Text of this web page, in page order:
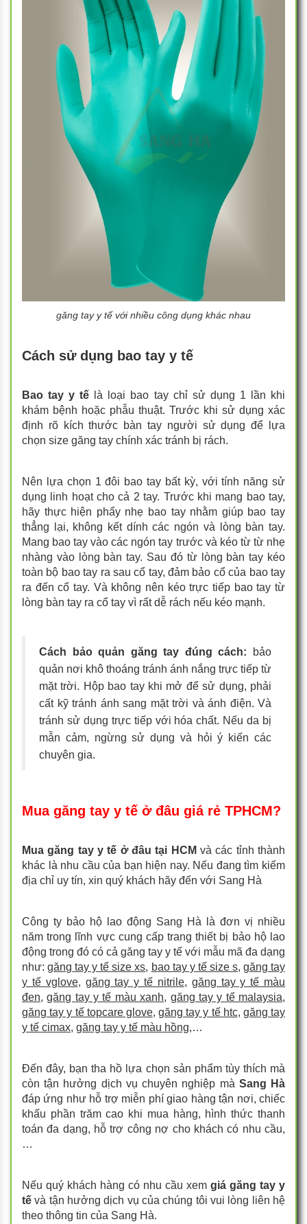
găng tay y tế với nhiều công dụng khác nhau
Cách sử dụng bao tay y tế
Bao tay y tế là loại bao tay chỉ sử dụng 1 lần khi
khám bệnh hoặc phẫu thuật. Trước khi sử dụng xác
định rõ kích thước bàn tay người sử dụng để lựa
chọn size găng tay chính xác tránh bị rách.
Nên lựa chọn 1 đôi bao tay bất kỳ, với tính năng sử
dụng linh hoạt cho cả 2 tay. Trước khi mang bao tay,
hãy thực hiện phẩy nhẹ bao tay nhằm giúp bao tay
thẳng lại, không kết dính các ngón và lòng bàn tay.
Mang bao tay vào các ngón tay trước và kéo từ từ nhẹ
nhàng vào lòng bàn tay. Sau đó từ lòng bàn tay kéo
toàn bộ bao tay ra sau cổ tay, đảm bảo cổ của bao tay
ra đến cổ tay. Và không nên kéo trực tiếp bao tay từ
lòng bàn tay ra cổ tay vì rất dễ rách nếu kéo mạnh.
Cách bảo quản găng tay đúng cách: bảo
quản nơi khô thoáng tránh ánh nắng trực tiếp từ
mặt trời. Hộp bao tay khi mở để sử dụng, phải
cất kỹ tránh ánh sang mặt trời và ánh điện. Và
tránh sử dụng trực tiếp với hóa chất. Nếu da bị
mẫn cảm, ngừng sử dụng và hỏi ý kiến các
chuyên gia.
Mua găng tay y tế ở đâu giá rẻ TPHCM?
Mua găng tay y tế ở đâu tại HCM và các tỉnh thành
khác là nhu cầu của bạn hiện nay. Nếu đang tìm kiếm
địa chỉ uy tín, xin quý khách hãy đến với Sang Hà
Công ty bảo hộ lao động Sang Hà là đơn vị nhiều
năm trong lĩnh vực cung cấp trang thiết bị bảo hộ lao
động trong đó có cả găng tay y tế với mẫu mã đa dạng
như:găng tay y tế size xs, bao tay y tế size s, găng tay
y tế vglove, găng tay y tế nitrile, găng tay y tế màu
đen,găng tay y tế màu xanh, găng tay y tế malaysia,
găng tay y tế topcare glove,găng tay y tế htc, găng tay
y tế cimax, găng tay y tế màu hồng,…
Đến đây, bạn tha hồ lựa chọn sản phẩm tùy thích mà
còn tận hưởng dịch vụ chuyên nghiệp mà Sang Hà
đáp ứng như hỗ trợ miễn phí giao hàng tận nơi, chiếc
khấu phần trăm cao khi mua hàng, hình thức thanh
toán đa dạng, hỗ trợ công nợ cho khách có nhu cầu,
…
Nếu quý khách hàng có nhu cầu xem giá găng tay y
tế và tận hưởng dịch vụ của chúng tôi vui lòng liên hệ
theo thông tin của Sang Hà.